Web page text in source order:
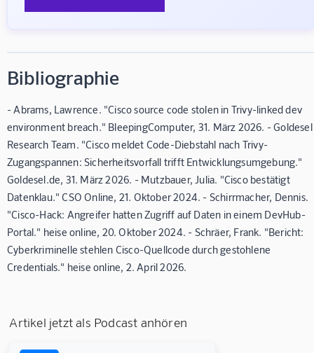
Bibliographie
- Abrams, Lawrence. "Cisco source code stolen in Trivy-linked dev
environment breach." BleepingComputer, 31. März 2026. - Goldesel
Research Team. "Cisco meldet Code-Diebstahl nach Trivy-
Zugangspannen: Sicherheitsvorfall trifft Entwicklungsumgebung."
Goldesel.de, 31. März 2026. - Mutzbauer, Julia. "Cisco bestätigt
Datenklau." CSO Online, 21. Oktober 2024. - Schirrmacher, Dennis.
"Cisco-Hack: Angreifer hatten Zugriff auf Daten in einem DevHub-
Portal." heise online, 20. Oktober 2024. - Schräer, Frank. "Bericht:
Cyberkriminelle stehlen Cisco-Quellcode durch gestohlene
Credentials." heise online, 2. April 2026.
Artikel jetzt als Podcast anhören